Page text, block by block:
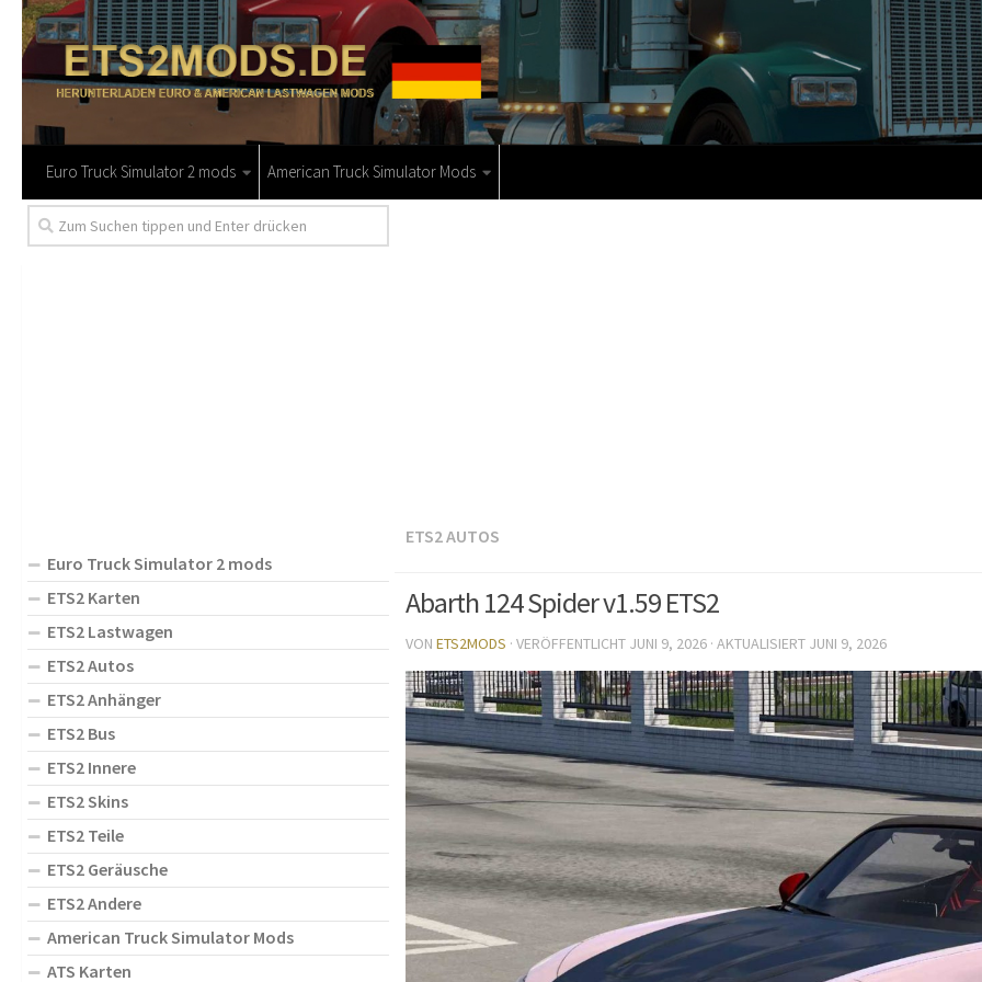
Euro Truck Simulator 2 mods American Truck Simulator Mods
ETS2 AUTOS
Abarth 124 Spider v1.59 ETS2
VON ETS2MODS · VERÖFFENTLICHT JUNI 9, 2026 · AKTUALISIERT JUNI 9, 2026
Euro Truck Simulator 2 mods
ETS2 Karten
ETS2 Lastwagen
ETS2 Autos
ETS2 Anhänger
ETS2 Bus
ETS2 Innere
ETS2 Skins
ETS2 Teile
ETS2 Geräusche
ETS2 Andere
American Truck Simulator Mods
ATS Karten